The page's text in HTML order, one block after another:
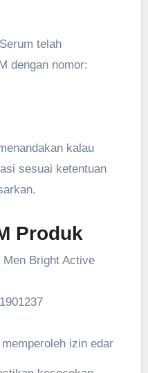
telah
dengan nomor:
kalau
sesuai ketentuan
Produk
Men Bright Active
izin edar